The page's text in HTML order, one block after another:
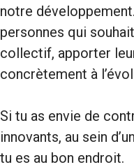
notre
personnes qui
collectif, apporter
concrètement à
Si tu as envie de
innovants, au sein
tu es au bon endroit.